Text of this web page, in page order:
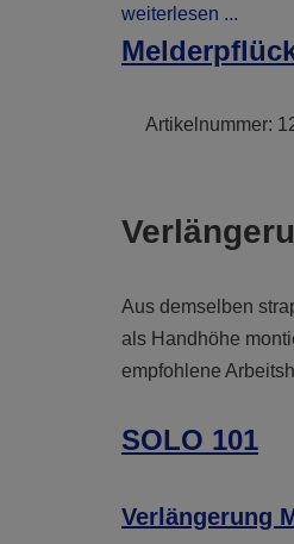
immer parallel zur
weiterlesen ...
Artikelnummer:
Aus demselben
als Handhöhe
empfohlene
SOLO 101
Verlängerung